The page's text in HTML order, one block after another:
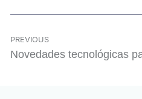
PREVIOUS
Novedades tecnológicas